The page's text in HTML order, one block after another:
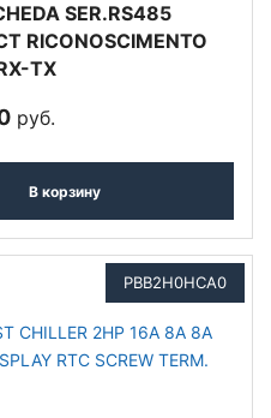
SER.RS485
RICONOSCIMENTO
TX
руб.
В корзину
PBB2H0HCA0